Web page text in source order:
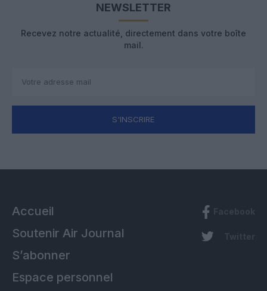
NEWSLETTER
Recevez notre actualité, directement dans votre boîte
mail.
S'INSCRIRE
Accueil
Soutenir Air Journal
S’abonner
Espace personnel